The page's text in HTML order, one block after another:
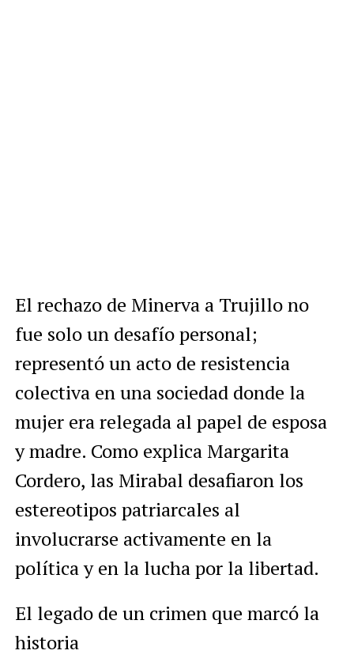
El rechazo de Minerva a Trujillo no
fue solo un desafío personal;
representó un acto de resistencia
colectiva en una sociedad donde la
mujer era relegada al papel de esposa
y madre. Como explica Margarita
Cordero, las Mirabal desafiaron los
estereotipos patriarcales al
involucrarse activamente en la
política y en la lucha por la libertad.
El legado de un crimen que marcó la
historia